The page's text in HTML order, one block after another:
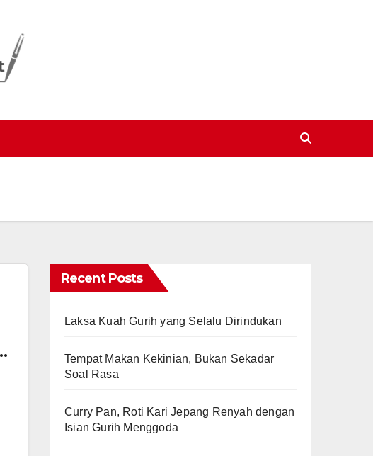
Recent Posts
Laksa Kuah Gurih yang Selalu Dirindukan
Tempat Makan Kekinian, Bukan Sekadar
Soal Rasa
Curry Pan, Roti Kari Jepang Renyah dengan
Isian Gurih Menggoda